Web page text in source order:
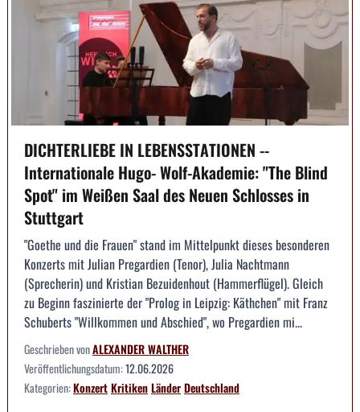
DICHTERLIEBE IN LEBENSSTATIONEN --
Internationale Hugo- Wolf-Akademie: "The Blind
Spot" im Weißen Saal des Neuen Schlosses in
Stuttgart
"Goethe und die Frauen" stand im Mittelpunkt dieses besonderen
Konzerts mit Julian Pregardien (Tenor), Julia Nachtmann
(Sprecherin) und Kristian Bezuidenhout (Hammerflügel). Gleich
zu Beginn faszinierte der "Prolog in Leipzig: Käthchen" mit Franz
Schuberts "Willkommen und Abschied", wo Pregardien mi...
Geschrieben vonALEXANDER WALTHER
Veröffentlichungsdatum:12.06.2026
Kategorien:KonzertKritikenLänderDeutschland